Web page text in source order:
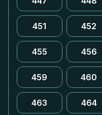
451 452
455 456
459 460
463 464